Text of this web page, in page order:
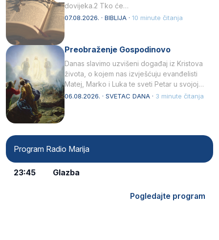
dovijeka.2 Tko će…
07.08.2026. · BIBLIJA · 10 minute čitanja
Preobraženje Gospodinovo
Danas slavimo uzvišeni događaj iz Kristova
života, o kojem nas izvješćuju evanđelisti
Matej, Marko i Luka te sveti Petar u svojoj
drugoj…
06.08.2026. · SVETAC DANA · 3 minute čitanja
Program Radio Marija
23:45 Glazba
Pogledajte program